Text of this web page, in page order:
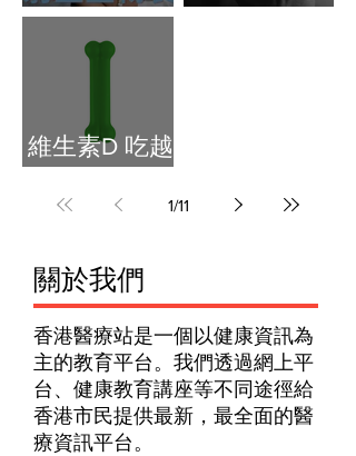
突破性治療
維生素D 吃越
1/11
​關於我們
香港醫療站是一個以健康資訊為
主的教育平台。我們透過網上平
台、健康教育講座等不同途徑給
香港市民提供最新，最全面的醫
療資訊平台。